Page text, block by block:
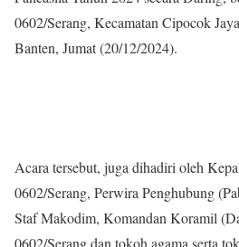
0602/Serang, Kecamatan Cipocok
Banten, Jumat (20/12/2024).
Acara tersebut, juga dihadiri oleh
0602/Serang, Perwira Penghubung
Staf Makodim, Komandan Koramil